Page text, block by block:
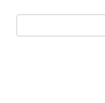
nach: